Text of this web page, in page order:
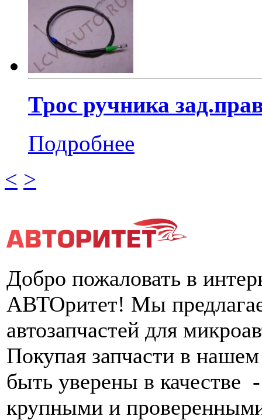
Трос ручника
Подробнее
< >
Добро пожаловать в
АВТОритет! Мы
автозапчастей для
Покупая запчасти в
быть уверены в качестве
крупными и